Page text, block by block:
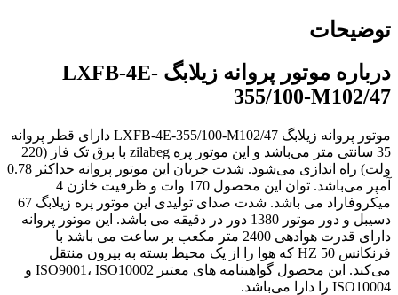
توضیحات
درباره موتور پروانه زیلابگ LXFB-4E-
355/100-M102/47
موتور پروانه زیلابگ LXFB-4E-355/100-M102/47 دارای قطر پروانه
35 سانتی متر می‌باشد و این موتور پره zilabeg با برق تک فاز (220
ولت) راه اندازی می‌شود. شدت جریان این موتور پروانه حداکثر 0.78
آمپر می‌باشد. توان این محصول 170 وات و ظرفیت خازن 4
میکروفاراد می باشد. شدت صدای تولیدی این موتور پره زیلابگ 67
دسیبل و دور موتور 1380 دور در دقیقه می باشد. این موتور پروانه
دارای قدرت هوادهی 2400 متر مکعب بر ساعت می باشد با
فرنکانس 50 HZ که هوا را از یک محیط بسته به بیرون منتقل
می‌کند. این محصول گواهینامه های معتبر ISO9001، ISO10002 و
ISO10004 را دارا می‌باشد.